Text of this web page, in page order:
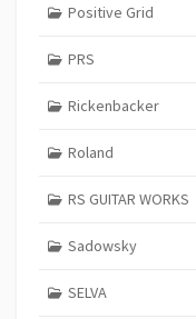
Positive Grid
PRS
Rickenbacker
Roland
RS GUITAR WORKS
Sadowsky
SELVA